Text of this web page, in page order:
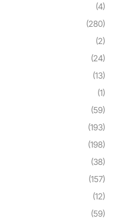
(4)
(280)
(2)
(24)
(13)
(1)
(59)
(193)
(198)
(38)
(157)
(12)
(59)